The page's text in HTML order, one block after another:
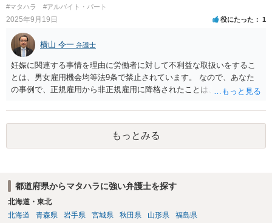
#マタハラ #アルバイト・パート
2025年9月19日 役にたった 1
横山 令一 弁護士
妊娠に関連する事情を理由に労働者に対して不利益な取扱いをするこ
とは、男女雇用機会均等法9条で禁止されています。 なので、あなた
の事例で、正規雇用から非正規雇用に降格されたことは、違法の疑い
局の「雇用環境・均等室」が、紛争解決の援助をすることとされてい
ます。まずはそこを指名して、改めて労働局に相談することをお勧め
もっとみる
都道府県からマタハラに強い弁護士を探す
北海道・東北
北海道
青森県 岩手県 宮城県 秋田県 山形県 福島県